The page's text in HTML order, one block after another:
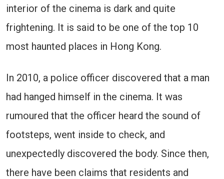
interior of the cinema is dark and quite
frightening. It is said to be one of the top 10
most haunted places in Hong Kong.
In 2010, a police officer discovered that a man
had hanged himself in the cinema. It was
rumoured that the officer heard the sound of
footsteps, went inside to check, and
unexpectedly discovered the body. Since then,
there have been claims that residents and